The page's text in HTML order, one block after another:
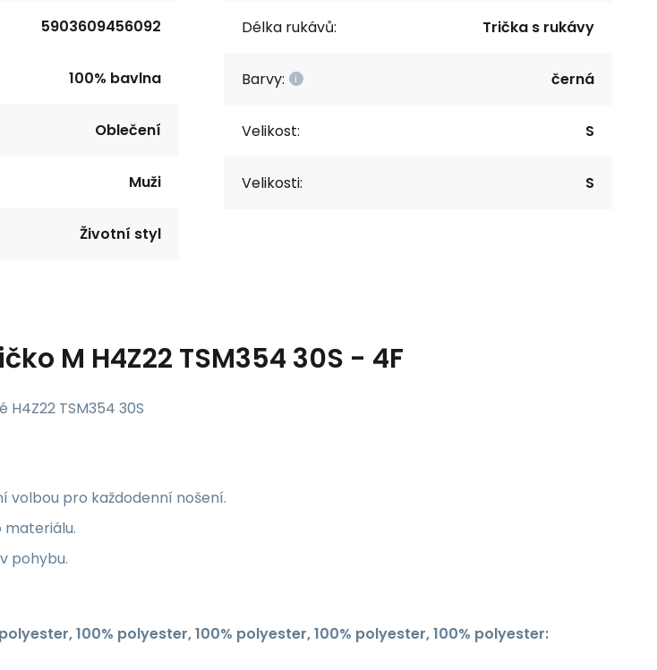
5903609456092
100% bavlna
Oblečení
Muži
Životní styl
Délka rukávů: Trička s rukávy
Barvy: černá
Velikost: S
Velikosti: S
M H4Z22 TSM354 30S - 4F
TSM354 30S
volbou pro každodenní nošení.
materiálu.
pohybu.
100% polyester, 100% polyester, 100% polyester, 100% polyester: